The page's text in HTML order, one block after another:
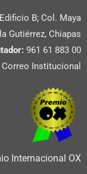
B; Col. Maya
Gutiérrez, Chiapas
961 61 883 00
Correo Institucional
Internacional OX